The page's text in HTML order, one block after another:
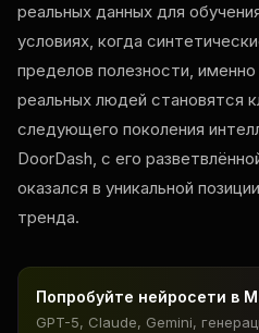
реальных данных для
условиях, когда
пределов полезности,
реальных людей становятся
следующего поколения
DoorDash, с его
оказался в уникальной
тренда.
Попробуйте нейросети в
GPT-5, Claude, Gemini,